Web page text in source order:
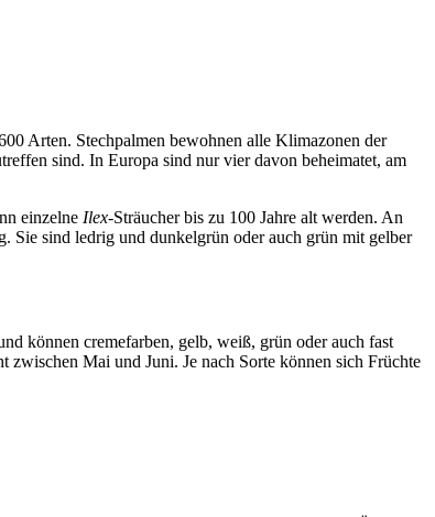
Arten. Stechpalmen bewohnen alle Klimazonen der
sind. In Europa sind nur vier davon beheimatet, am
einzelne Ilex-Sträucher bis zu 100 Jahre alt werden. An
Sie sind ledrig und dunkelgrün oder auch grün mit gelber
können cremefarben, gelb, weiß, grün oder auch fast
zwischen Mai und Juni. Je nach Sorte können sich Früchte